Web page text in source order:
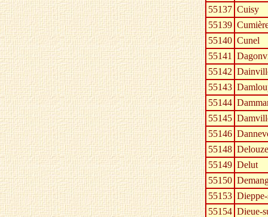
55137 Cuisy
55139
55140 Cunel
55141
55142
55143
55144
55145
55146
55148
55149 Delut
55150
55153
55154 Dieue-